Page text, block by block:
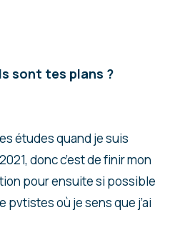
sont tes plans ?
études quand je suis
donc c’est de finir mon
pour ensuite si possible
pvtistes où je sens que j’ai